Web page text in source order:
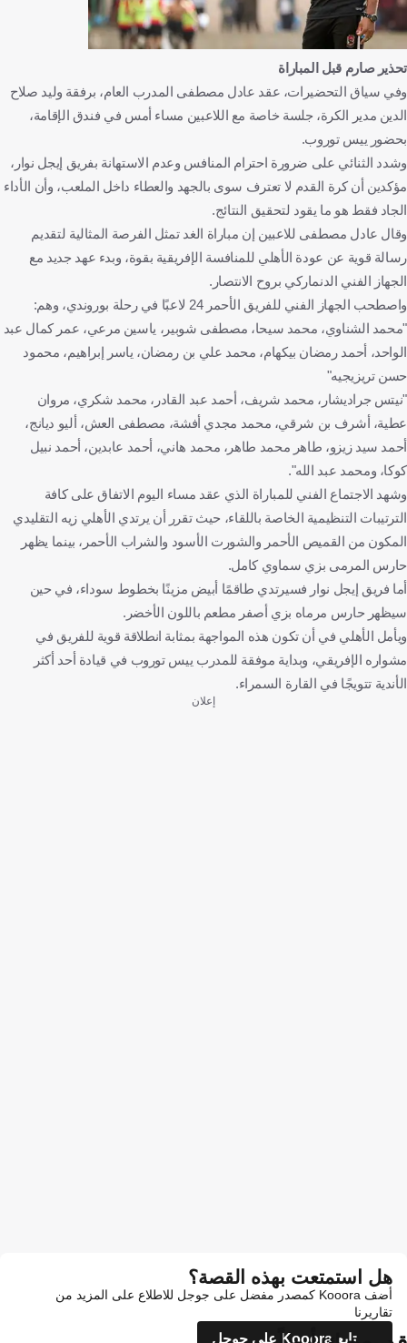
تحذير صارم قبل المباراة
وفي سياق التحضيرات، عقد عادل مصطفى المدرب العام، برفقة وليد صلاح
الدين مدير الكرة، جلسة خاصة مع اللاعبين مساء أمس في فندق الإقامة،
بحضور ييس توروب.
وشدد الثنائي على ضرورة احترام المنافس وعدم الاستهانة بفريق إيجل نوار،
مؤكدين أن كرة القدم لا تعترف سوى بالجهد والعطاء داخل الملعب، وأن الأداء
الجاد فقط هو ما يقود لتحقيق النتائج.
وقال عادل مصطفى للاعبين إن مباراة الغد تمثل الفرصة المثالية لتقديم
رسالة قوية عن عودة الأهلي للمنافسة الإفريقية بقوة، وبدء عهد جديد مع
الجهاز الفني الدنماركي بروح الانتصار.
واصطحب الجهاز الفني للفريق الأحمر 24 لاعبًا في رحلة بوروندي، وهم:
"محمد الشناوي، محمد سيحا، مصطفى شوبير، ياسين مرعي، عمر كمال عبد
الواحد، أحمد رمضان بيكهام، محمد علي بن رمضان، ياسر إبراهيم، محمود
حسن تريزيجيه"
"نيتس جراديشار، محمد شريف، أحمد عبد القادر، محمد شكري، مروان
عطية، أشرف بن شرقي، محمد مجدي أفشة، مصطفى العش، أليو ديانج،
أحمد سيد زيزو، طاهر محمد طاهر، محمد هاني، أحمد عابدين، أحمد نبيل
كوكا، ومحمد عبد الله".
وشهد الاجتماع الفني للمباراة الذي عقد مساء اليوم الاتفاق على كافة
الترتيبات التنظيمية الخاصة باللقاء، حيث تقرر أن يرتدي الأهلي زيه التقليدي
المكون من القميص الأحمر والشورت الأسود والشراب الأحمر، بينما يظهر
حارس المرمى بزي سماوي كامل.
أما فريق إيجل نوار فسيرتدي طاقمًا أبيض مزينًا بخطوط سوداء، في حين
سيظهر حارس مرماه بزي أصفر مطعم باللون الأخضر.
ويأمل الأهلي في أن تكون هذه المواجهة بمثابة انطلاقة قوية للفريق في
مشواره الإفريقي، وبداية موفقة للمدرب ييس توروب في قيادة أحد أكثر
الأندية تتويجًا في القارة السمراء.
إعلان
هل استمتعت بهذه القصة؟
أضف Kooora كمصدر مفضل على جوجل للاطلاع على المزيد من
تقاريرنا
تابع Kooora على جوجل